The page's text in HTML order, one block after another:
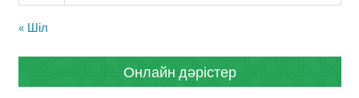
« Шіл
Онлайн дәрістер